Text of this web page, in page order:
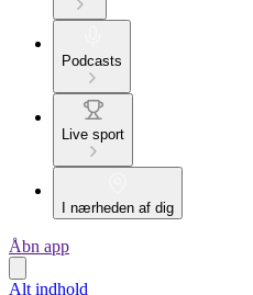
Podcasts
Live sport
I nærheden af dig
Åbn app
Alt indhold